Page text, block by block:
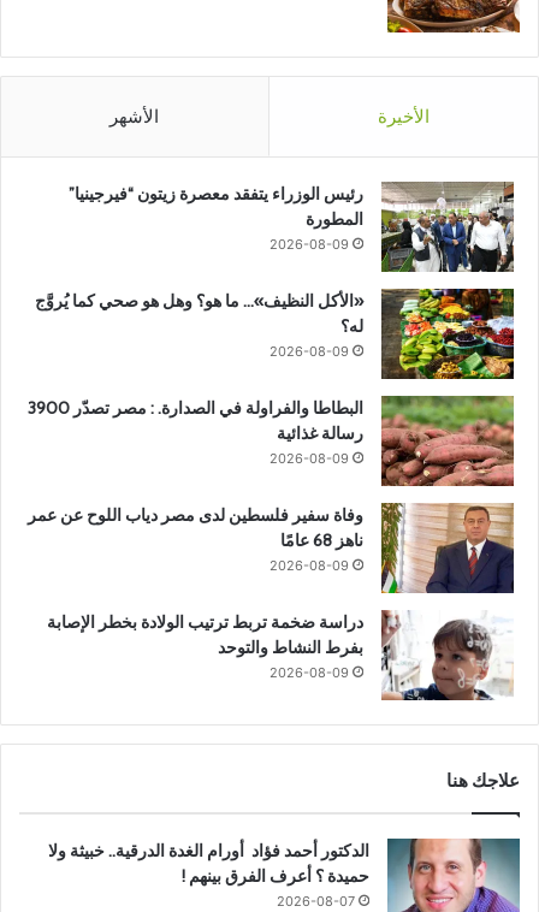
الأخيرة الأشهر
رئيس الوزراء يتفقد معصرة زيتون “فيرجينيا”
المطورة
2026-08-09
«الأكل النظيف»… ما هو؟ وهل هو صحي كما يُروَّج
له؟
2026-08-09
البطاطا والفراولة في الصدارة. : مصر تصدّر 3900
رسالة غذائية
2026-08-09
وفاة سفير فلسطين لدى مصر دياب اللوح عن عمر
ناهز 68 عامًا
2026-08-09
دراسة ضخمة تربط ترتيب الولادة بخطر الإصابة
بفرط النشاط والتوحد
2026-08-09
علاجك هنا
الدكتور أحمد فؤاد أورام الغدة الدرقية.. خبيثة ولا
حميدة ؟ أعرف الفرق بينهم !
2026-08-07